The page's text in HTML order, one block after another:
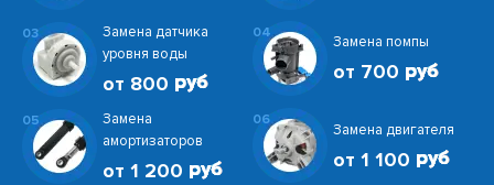
03
Замена датчика
уровня воды
от 800
04
Замена помпы
от 700
05
Замена
амортизаторов
от 1 200
06
Замена двигателя
от 1 100